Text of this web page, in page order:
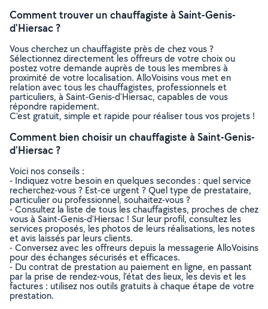
Comment trouver un chauffagiste à Saint-Genis-
d'Hiersac ?
Vous cherchez un chauffagiste près de chez vous ?
Sélectionnez directement les offreurs de votre choix ou
postez votre demande auprès de tous les membres à
proximité de votre localisation. AlloVoisins vous met en
relation avec tous les chauffagistes, professionnels et
particuliers, à Saint-Genis-d'Hiersac, capables de vous
répondre rapidement.
C’est gratuit, simple et rapide pour réaliser tous vos projets !
Comment bien choisir un chauffagiste à Saint-Genis-
d'Hiersac ?
Voici nos conseils :
- Indiquez votre besoin en quelques secondes : quel service
recherchez-vous ? Est-ce urgent ? Quel type de prestataire,
particulier ou professionnel, souhaitez-vous ?
- Consultez la liste de tous les chauffagistes, proches de chez
vous à Saint-Genis-d'Hiersac ! Sur leur profil, consultez les
services proposés, les photos de leurs réalisations, les notes
et avis laissés par leurs clients.
- Conversez avec les offreurs depuis la messagerie AlloVoisins
pour des échanges sécurisés et efficaces.
- Du contrat de prestation au paiement en ligne, en passant
par la prise de rendez-vous, l’état des lieux, les devis et les
factures : utilisez nos outils gratuits à chaque étape de votre
prestation.